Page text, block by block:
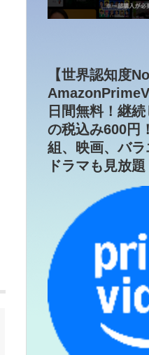
【世界認知度
日間無料！継
の税込み600円
組、映画、バラ
ドラマも見放題